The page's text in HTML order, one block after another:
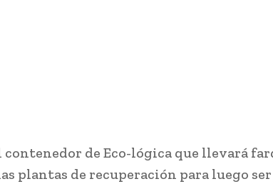
de Eco-lógica que llevará
plantas de recuperación para luego